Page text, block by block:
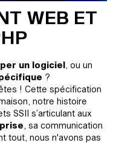
WEB ET
un logiciel , ou un
?
! Cette spécification
notre histoire
SSII s’articulant aux
, sa communication
tout, nous n'avons pas